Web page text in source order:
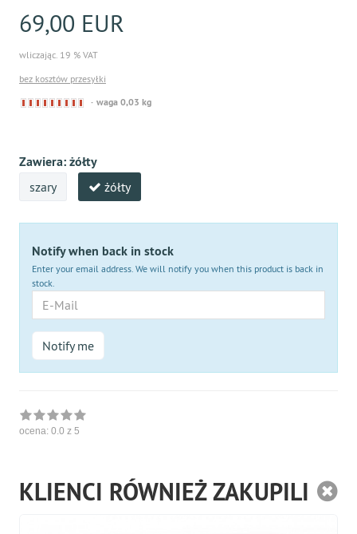
69,00 EUR
wliczając. 19 % VAT
bez kosztów przesyłki
Derzeit
waga 0,03 kg
Zawiera:żółty
szary żółty
Notify when back in stock
Enter your email address. We will notify you when this product is back in
stock.
Mail
Notify me
ocena: 0.0 z 5
KLIENCI RÓWNIEŻ ZAKUPILI